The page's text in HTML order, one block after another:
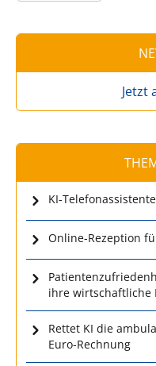
Jetzt
KI-
Online-Rezeption
ihre wirtschaftliche
Rettet KI die
Euro-Rechnung